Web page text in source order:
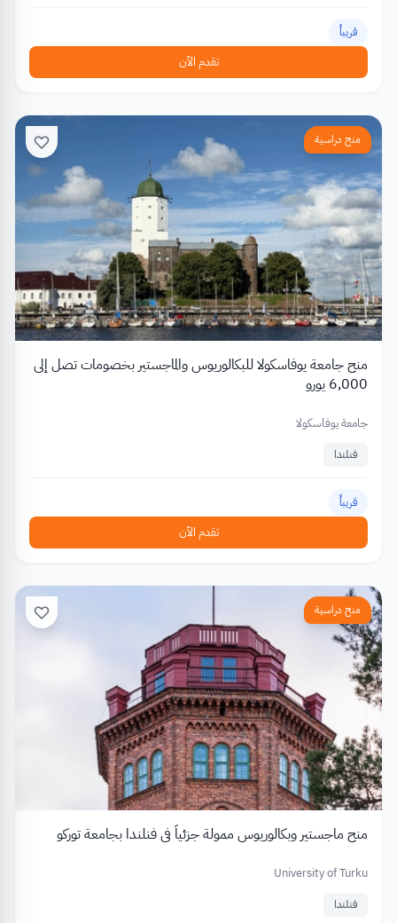
قريباً
تقدم الآن
منح دراسية
منح جامعة يوفاسكولا للبكالوريوس والماجستير بخصومات تصل إلى
6,000 يورو
جامعة يوفاسكولا
فنلندا
قريباً
تقدم الآن
منح دراسية
منح ماجستير وبكالوريوس ممولة جزئياً في فنلندا بجامعة توركو
University of Turku
فنلندا